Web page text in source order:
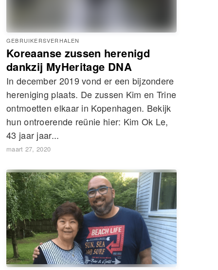
GEBRUIKERSVERHALEN
Koreaanse zussen herenigd
dankzij MyHeritage DNA
In december 2019 vond er een bijzondere
hereniging plaats. De zussen Kim en Trine
ontmoetten elkaar in Kopenhagen. Bekijk
hun ontroerende reünie hier: Kim Ok Le,
43 jaar jaar...
maart 27, 2020